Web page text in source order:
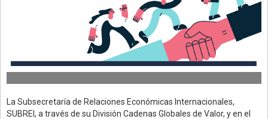
La Subsecretaría de Relaciones Económicas Internacionales,
SUBREI, a través de su División Cadenas Globales de Valor, y en el